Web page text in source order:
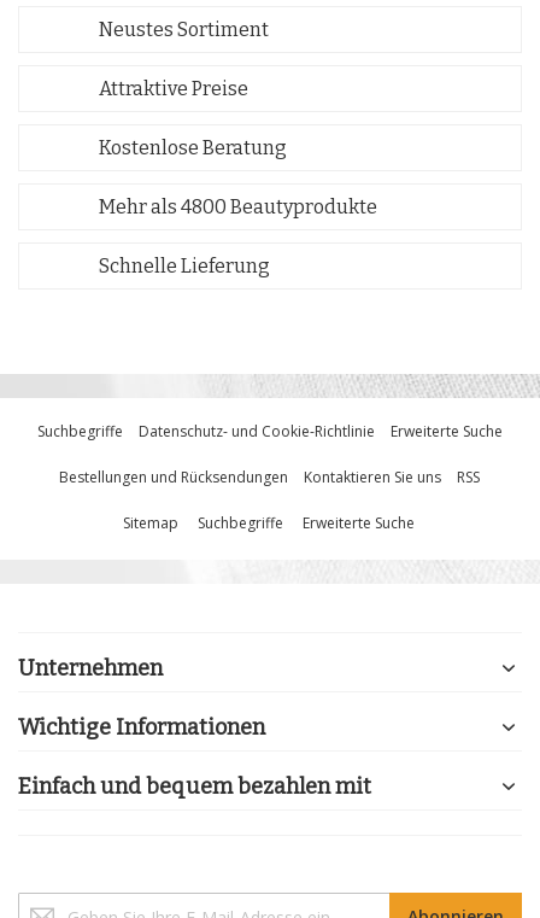
Neustes Sortiment
Attraktive Preise
Kostenlose Beratung
Mehr als 4800 Beautyprodukte
Schnelle Lieferung
Suchbegriffe Datenschutz- und Cookie-Richtlinie Erweiterte Suche
Bestellungen und Rücksendungen Kontaktieren Sie uns RSS
Sitemap Suchbegriffe Erweiterte Suche
Unternehmen
Wichtige Informationen
Einfach und bequem bezahlen mit